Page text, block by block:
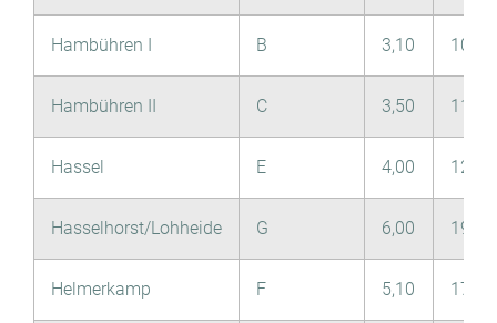
Hambühren I B 3,10 10,10
Hambühren II C 3,50 11,70
Hassel E 4,00 12,80
Hasselhorst/Lohheide G 6,00 19,70
Helmerkamp F 5,10 17,50